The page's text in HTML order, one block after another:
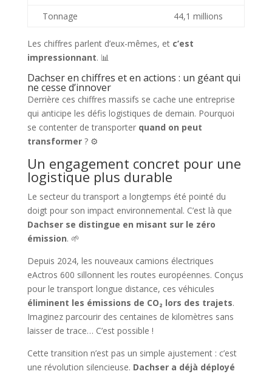
Tonnage 44,1 millions
Les chiffres parlent d’eux-mêmes, et c’est
impressionnant. 📊
Dachser en chiffres et en actions : un géant qui
ne cesse d’innover
Derrière ces chiffres massifs se cache une entreprise
qui anticipe les défis logistiques de demain. Pourquoi
se contenter de transporter quand on peut
transformer? ⚙️
Un engagement concret pour une
logistique plus durable
Le secteur du transport a longtemps été pointé du
doigt pour son impact environnemental. C’est là que
Dachser se distingue en misant sur le zéro
émission. 🌱
Depuis 2024, les nouveaux camions électriques
eActros 600 sillonnent les routes européennes. Conçus
pour le transport longue distance, ces véhicules
éliminent les émissions de CO₂ lors des trajets.
Imaginez parcourir des centaines de kilomètres sans
laisser de trace… C’est possible !
Cette transition n’est pas un simple ajustement : c’est
une révolution silencieuse. Dachser a déjà déployé